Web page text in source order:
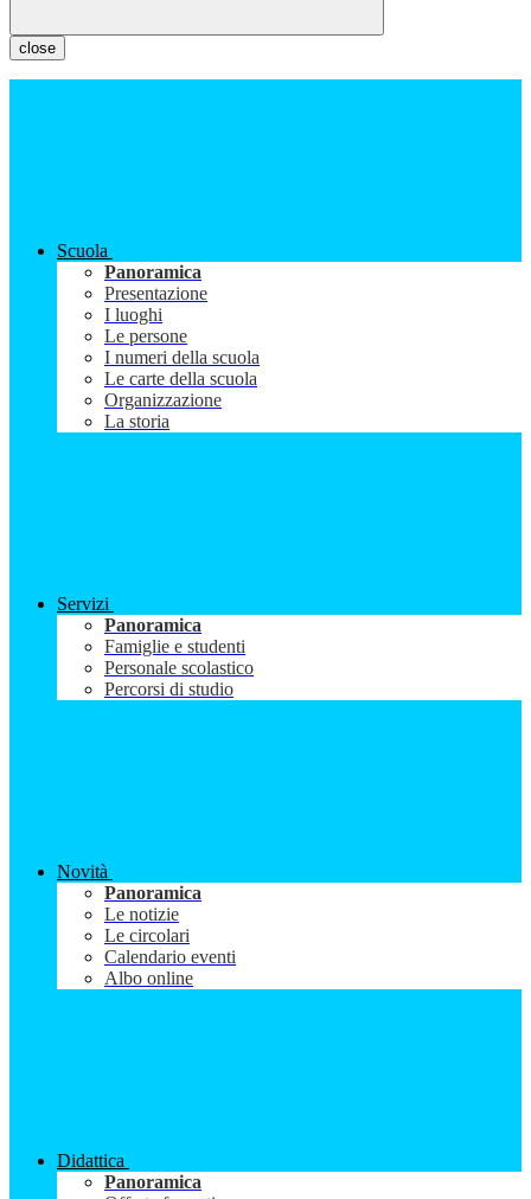
close
Scuola
Panoramica
Presentazione
I luoghi
Le persone
I numeri della scuola
Le carte della scuola
Organizzazione
La storia
Servizi
Panoramica
Famiglie e studenti
Personale scolastico
Percorsi di studio
Novità
Panoramica
Le notizie
Le circolari
Calendario eventi
Albo online
Didattica
Panoramica